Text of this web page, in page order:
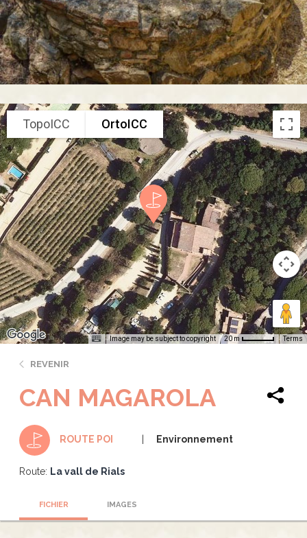
TopoICC OrtoICC
Image may be subject to copyright 20 m Terms
REVENIR
CAN MAGAROLA
ROUTE POI Environnement
Route: La vall de Rials
FICHIER IMAGES